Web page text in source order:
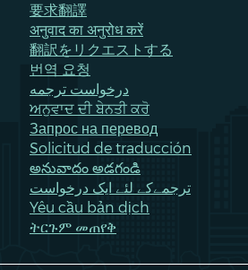
要求翻譯
अनुवाद का अनुरोध करें
翻訳をリクエストする
번역 요청
درخواست ترجمه
ਅਨੁਵਾਦ ਦੀ ਬੇਨਤੀ ਕਰੋ
Запрос на перевод
Solicitud de traducción
అనువాదం అడగండి
ترجمےکے لئے ایک درخواست
Yêu cầu bản dịch
ትርጉም መጠየቅ